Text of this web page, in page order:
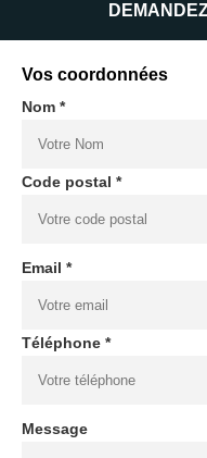
Vos coordonnées
Nom *
Code postal *
Email *
Téléphone *
Message